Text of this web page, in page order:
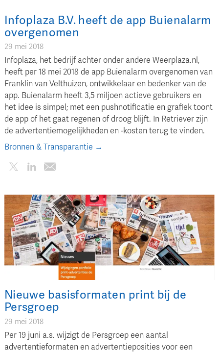
Infoplaza B.V. heeft de app Buienalarm
overgenomen
29 mei 2018
Infoplaza, het bedrijf achter onder andere Weerplaza.nl,
heeft per 18 mei 2018 de app Buienalarm overgenomen van
Franklin van Velthuizen, ontwikkelaar en bedenker van de
app. Buienalarm heeft 3,5 miljoen actieve gebruikers en
het idee is simpel; met een pushnotificatie en grafiek toont
de app of het gaat regenen of droog blijft. In Retriever zijn
de advertentiemogelijkheden en -kosten terug te vinden.
Bronnen & Transparantie →
Nieuwe basisformaten print bij de
Persgroep
29 mei 2018
Per 19 juni a.s. wijzigt de Persgroep een aantal
advertentieformaten en advertentieposities voor een